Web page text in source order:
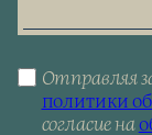
Отправляя
политики
согласие на